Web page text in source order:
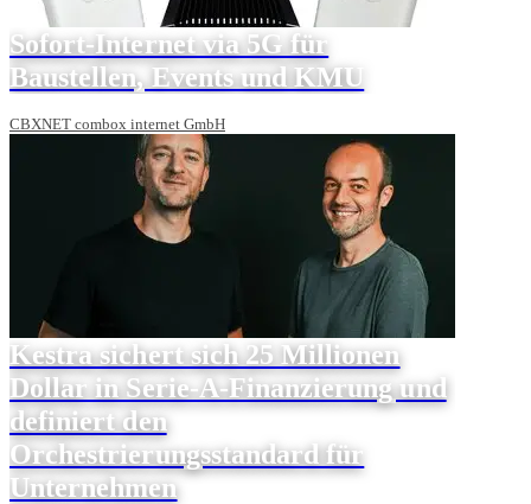
Sofort-Internet via 5G für
Baustellen, Events und KMU
CBXNET combox internet GmbH
Kestra sichert sich 25 Millionen
Dollar in Serie-A-Finanzierung und
definiert den
Orchestrierungsstandard für
Unternehmen